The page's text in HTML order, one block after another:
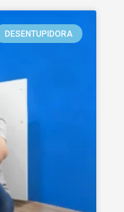
DESENTUPIDORA